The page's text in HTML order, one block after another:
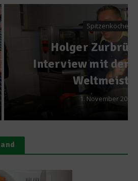
Zurbrüggen –
mit dem Risotto-